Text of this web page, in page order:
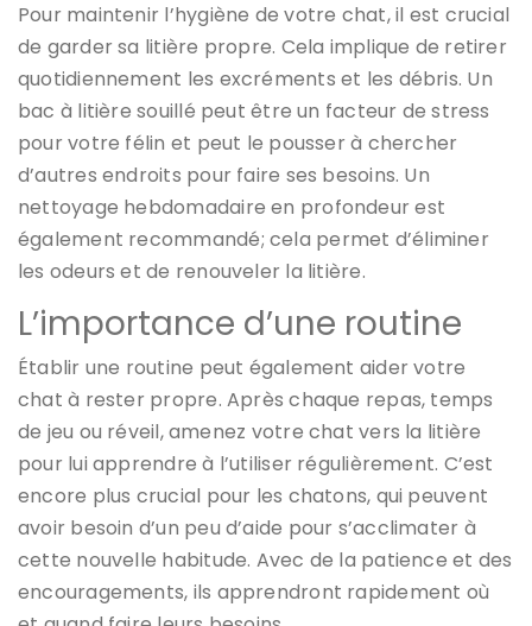
Pour maintenir l’hygiène de votre chat, il est crucial
de garder sa litière propre. Cela implique de retirer
quotidiennement les excréments et les débris. Un
bac à litière souillé peut être un facteur de stress
pour votre félin et peut le pousser à chercher
d’autres endroits pour faire ses besoins. Un
nettoyage hebdomadaire en profondeur est
également recommandé; cela permet d’éliminer
les odeurs et de renouveler la litière.
L’importance d’une routine
Établir une routine peut également aider votre
chat à rester propre. Après chaque repas, temps
de jeu ou réveil, amenez votre chat vers la litière
pour lui apprendre à l’utiliser régulièrement. C’est
encore plus crucial pour les chatons, qui peuvent
avoir besoin d’un peu d’aide pour s’acclimater à
cette nouvelle habitude. Avec de la patience et des
encouragements, ils apprendront rapidement où